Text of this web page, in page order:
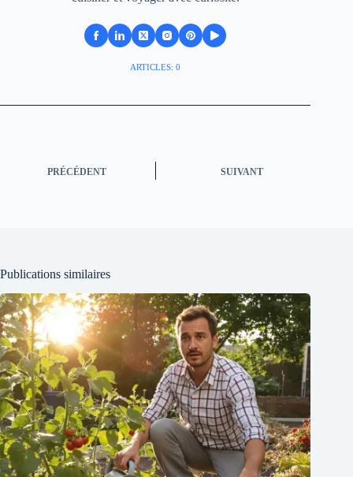
ARTICLES: 0
PRÉCÉDENT SUIVANT
Publications similaires